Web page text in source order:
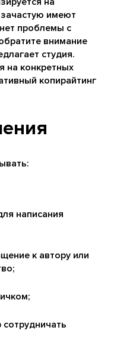
имеют
проблемы с
внимание
студия.
на конкретных
копирайтинг
написания
к автору или